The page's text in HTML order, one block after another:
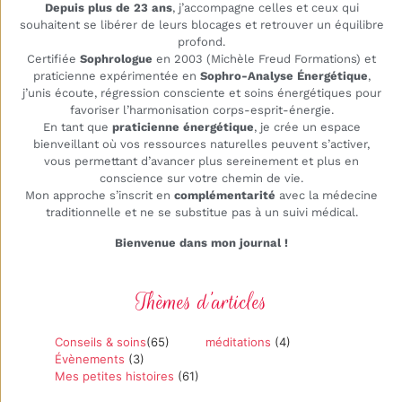
Depuis plus de 23 ans, j’accompagne celles et ceux qui
souhaitent se libérer de leurs blocages et retrouver un équilibre
profond.
Certifiée Sophrologue en 2003 (Michèle Freud Formations) et
praticienne expérimentée en Sophro-Analyse Énergétique,
j’unis écoute, régression consciente et soins énergétiques pour
favoriser l’harmonisation corps-esprit-énergie.
En tant que praticienne énergétique, je crée un espace
bienveillant où vos ressources naturelles peuvent s’activer,
vous permettant d’avancer plus sereinement et plus en
conscience sur votre chemin de vie.
Mon approche s’inscrit en complémentarité avec la médecine
traditionnelle et ne se substitue pas à un suivi médical.
Bienvenue dans mon journal !
Thèmes d’articles
Conseils & soins(65) méditations (4)
Évènements (3)
Mes petites histoires (61)